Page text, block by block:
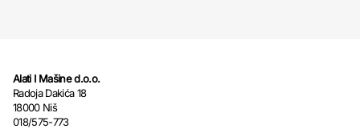
Alati I Mašine d.o.o.
Radoja Dakića 18
18000 Niš
018/575-773